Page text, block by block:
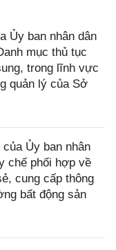
Ủy ban nhân dân
mục thủ tục
trong lĩnh vực
quản lý của Sở
Ủy ban nhân
chế phối hợp về
cung cấp thông
bất động sản